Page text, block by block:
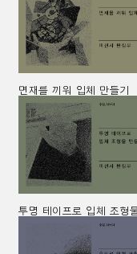
면재를 끼워 입체 만들기